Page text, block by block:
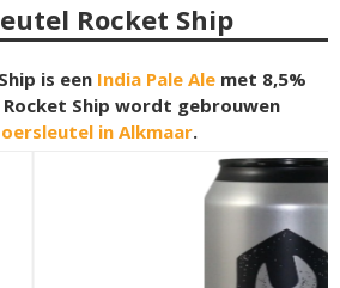
Rocket Ship
is een India Pale Ale met 8,5%
Ship wordt gebrouwen
in Alkmaar.